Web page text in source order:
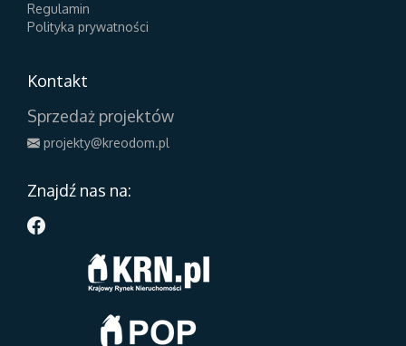
Regulamin
Polityka prywatności
Kontakt
Sprzedaż projektów
projekty@kreodom.pl
Znajdź nas na: